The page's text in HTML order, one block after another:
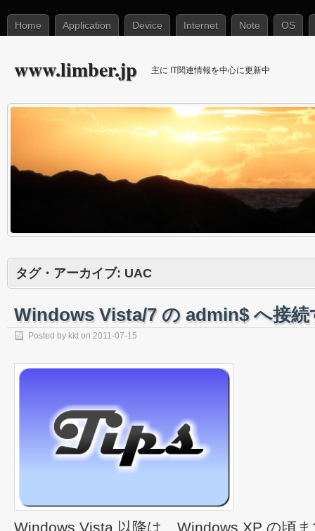
Home Application Device Internet Note OS
www.limber.jp 主に IT関連情報を中心に更新中
タグ・アーカイブ: UAC
Windows Vista/7 の admin$ へ接続
Posted by kkt on 2011-07-15
Windows Vista 以降は、Windows XP の頃